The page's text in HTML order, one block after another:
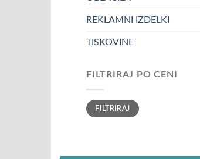
REKLAMNI IZDELKI
TISKOVINE
FILTRIRAJ PO CENI
Min
cena
Max
cenaFILTRIRAJ